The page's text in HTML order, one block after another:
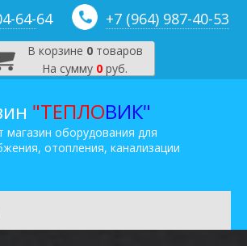
64-64 +7 (964) 987-40-53
В корзине 0товаров
На сумму 0 руб.
"ТЕПЛОВИК"
магазин оборудования для
отопления, канализации